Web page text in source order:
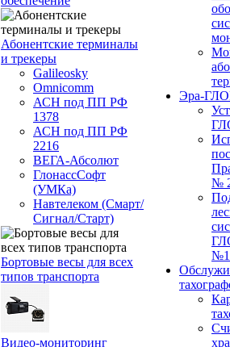
Абонентские терминалы
и трекеры
Galileosky
Omnicomm
АСН под ПП РФ
1378
АСН под ПП РФ
2216
ВЕГА-Абсолют
ГлонассСофт
(УМКа)
Навтелеком (Смарт/
Сигнал/Старт)
Бортовые весы для всех
типов транспорта
Видео-мониторинг
Эра-
№